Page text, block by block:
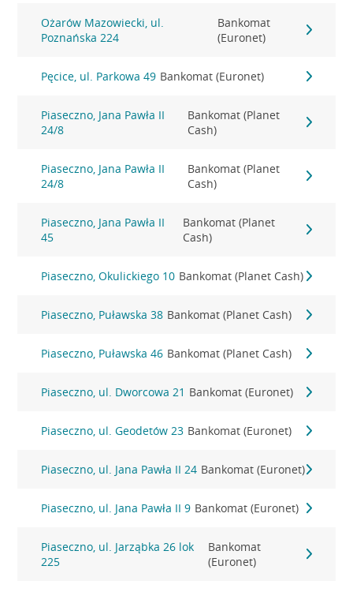
Ożarów Mazowiecki, ul.
Poznańska 224
Bankomat
(Euronet)
Pęcice, ul. Parkowa 49 Bankomat (Euronet)
Piaseczno, Jana Pawła II
24/8
Bankomat (Planet
Cash)
Piaseczno, Jana Pawła II
24/8
Bankomat (Planet
Cash)
Piaseczno, Jana Pawła II
45
Bankomat (Planet
Cash)
Piaseczno, Okulickiego 10 Bankomat (Planet Cash)
Piaseczno, Puławska 38 Bankomat (Planet Cash)
Piaseczno, Puławska 46 Bankomat (Planet Cash)
Piaseczno, ul. Dworcowa 21 Bankomat (Euronet)
Piaseczno, ul. Geodetów 23 Bankomat (Euronet)
Piaseczno, ul. Jana Pawła II 24 Bankomat (Euronet)
Piaseczno, ul. Jana Pawła II 9 Bankomat (Euronet)
Piaseczno, ul. Jarząbka 26 lok
225
Bankomat
(Euronet)